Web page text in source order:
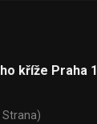
kříže Praha 1
Strana)